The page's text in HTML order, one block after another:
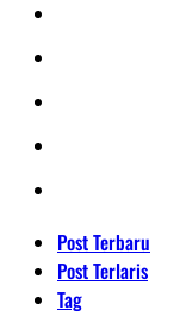
Post Terbaru
Post Terlaris
Tag